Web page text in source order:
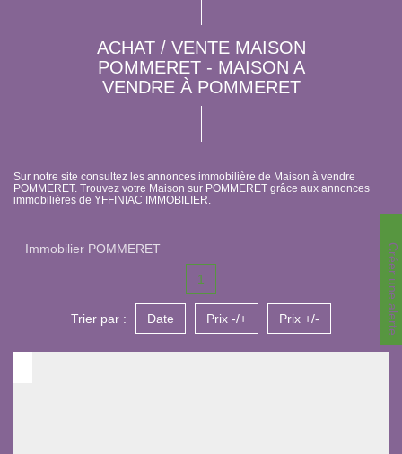
ACHAT / VENTE MAISON
POMMERET - MAISON A
VENDRE À POMMERET
Sur notre site consultez les annonces immobilière de Maison à vendre
POMMERET. Trouvez votre Maison sur POMMERET grâce aux annonces
immobilières de YFFINIAC IMMOBILIER.
Immobilier POMMERET Créer une alerte
1
Trier par : Date Prix -/+ Prix +/-